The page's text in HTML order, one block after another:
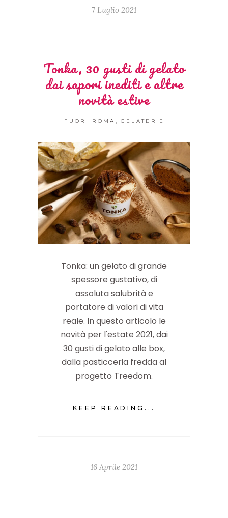
7 Luglio 2021
Tonka, 30 gusti di gelato
dai sapori inediti e altre
novità estive
FUORI ROMA GELATERIE
Tonka: un gelato di grande
spessore gustativo, di
assoluta salubrità e
portatore di valori di vita
reale. In questo articolo le
novità per l'estate 2021, dai
30 gusti di gelato alle box,
dalla pasticceria fredda al
progetto Treedom.
KEEP READING...
16 Aprile 2021